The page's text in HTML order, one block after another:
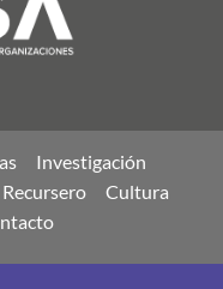
Investigación
Recursero
Cultura